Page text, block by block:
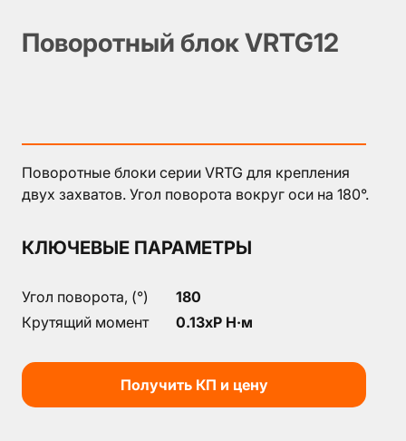
Дополнительные
компоненты
Поворотный блок VRTG12
Поворотные блоки серии VRTG для крепления
двух захватов. Угол поворота вокруг оси на 180°.
КЛЮЧЕВЫЕ ПАРАМЕТРЫ
Угол поворота, (°)
180
Крутящий момент
0.13xP Н·м
Получить КП и цену